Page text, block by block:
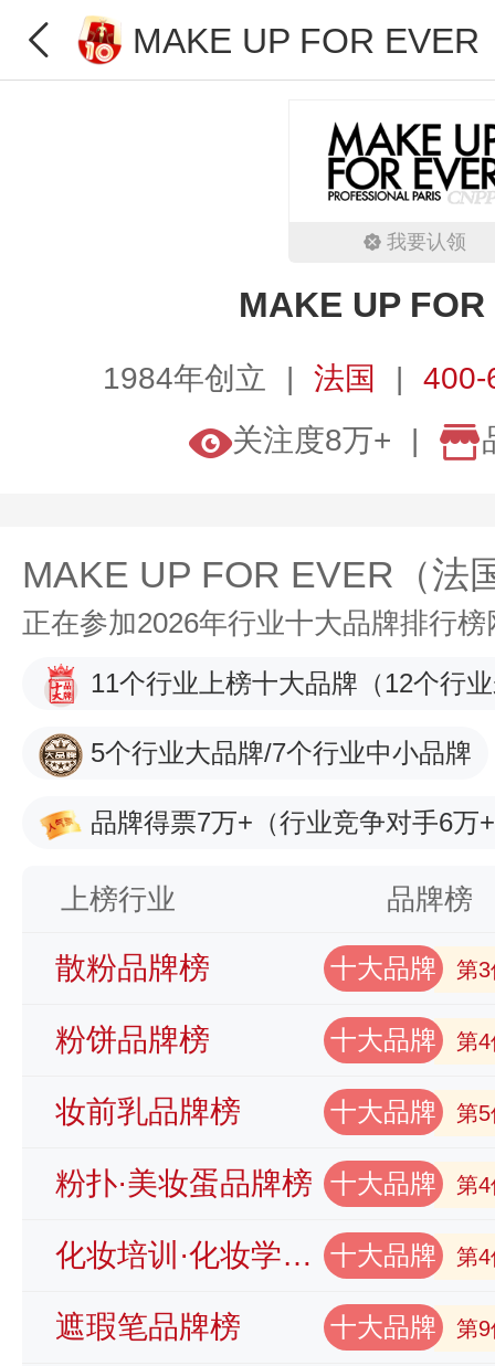
MAKE UP FOR EVER
我要认领
MAKE UP FOR
1984年创立 法国
400-
关注度8万+
MAKE UP FOR EVER（法
正在参加2026年行业十大品牌排行
11个行业上榜十大品牌 （12个行
5个行业大品牌/7个行业中小品牌
品牌得票7万+ （行业竞争对手6万
上榜行业 品牌榜
散粉品牌榜 十大品牌 第3
粉饼品牌榜 十大品牌 第4
妆前乳品牌榜 十大品牌 第5
粉扑·美妆蛋品牌榜 十大品牌 第4
化妆培训·化妆学校品牌榜 十大品牌 第4
遮瑕笔品牌榜 十大品牌 第9